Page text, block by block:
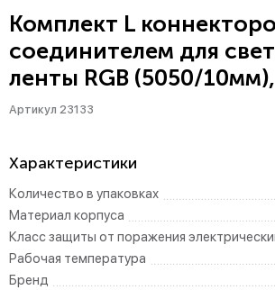
Комплект L
соединителем для
ленты RGB (5050/
Артикул 23133
Характеристики
Количество в упаковках
Материал корпуса
Класс защиты от поражения
Рабочая температура
Бренд